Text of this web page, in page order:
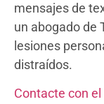
mensajes de
un abogado de
lesiones
distraídos.
Contacte con